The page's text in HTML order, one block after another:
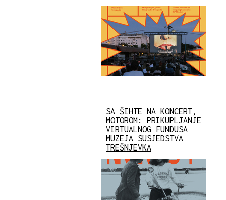
SA ŠIHTE NA KONCERT,
MOTOROM: PRIKUPLJANJE
VIRTUALNOG FUNDUSA
MUZEJA SUSJEDSTVA
TREŠNJEVKA